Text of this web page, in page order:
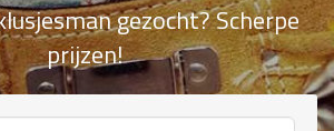
gezocht? Scherpe
prijzen!